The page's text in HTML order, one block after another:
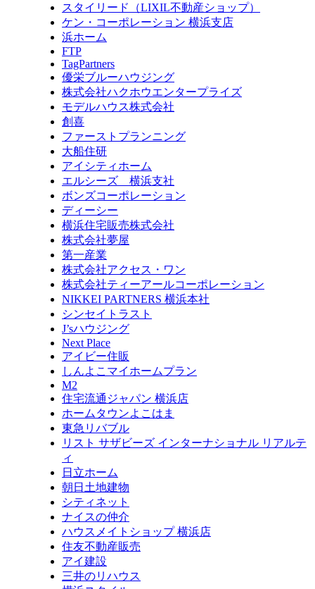
スタイリード（LIXIL不動産ショップ）
ケン・コーポレーション 横浜支店
浜ホーム
FTP
TagPartners
優栄ブルーハウジング
株式会社ハクホウエンタープライズ
モデルハウス株式会社
創喜
ファーストプランニング
大船住研
アイシティホーム
エルシーズ 横浜支社
ボンズコーポレーション
ディーシー
横浜住宅販売株式会社
株式会社夢屋
第一産業
株式会社アクセス・ワン
株式会社ティーアールコーポレーション
NIKKEI PARTNERS 横浜本社
シンセイトラスト
J’sハウジング
Next Place
アイビー住販
しんよこマイホームプラン
M2
住宅流通ジャパン 横浜店
ホームタウンよこはま
東急リバブル
リスト サザビーズ インターナショナル リアルテ
ィ
日立ホーム
朝日土地建物
シティネット
ナイスの仲介
ハウスメイトショップ 横浜店
住友不動産販売
アイ建設
三井のリハウス